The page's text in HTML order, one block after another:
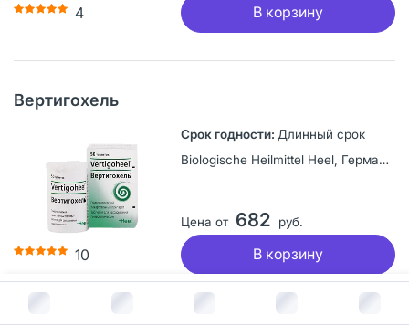
В корзину за руб.
4 В корзину
Вертигохель
10
Длинный срок
Biologische Heilmittel Heel, Германия
Цена от 682 руб.
В корзину